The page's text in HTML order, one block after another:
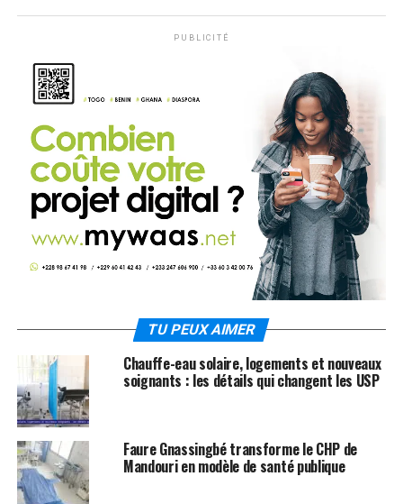
PUBLICITÉ
TU PEUX AIMER
Chauffe-eau solaire, logements et nouveaux
soignants : les détails qui changent les USP
Faure Gnassingbé transforme le CHP de
Mandouri en modèle de santé publique